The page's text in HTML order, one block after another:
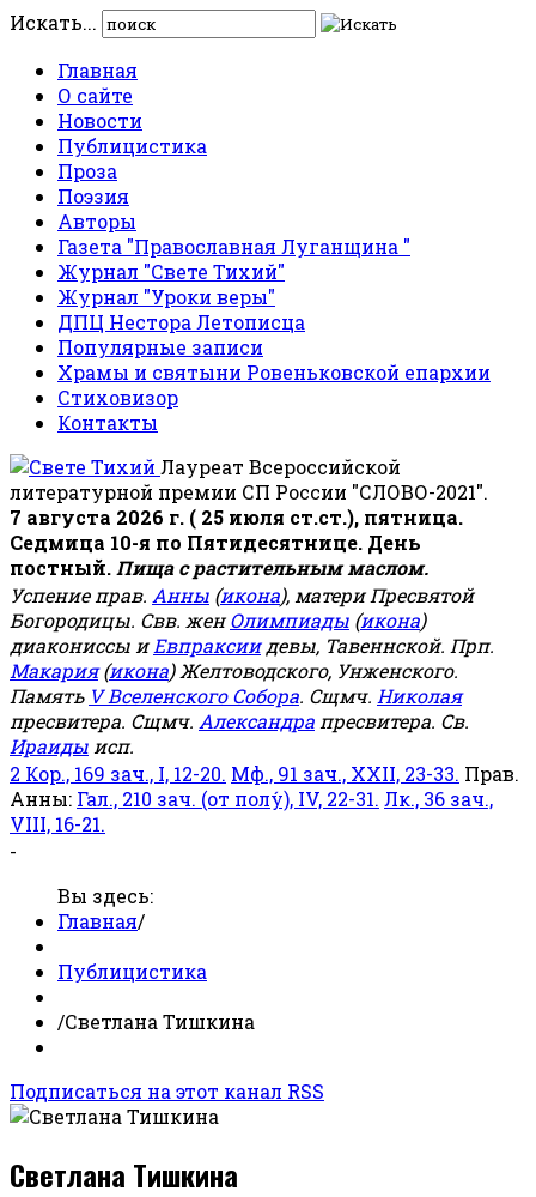
Искать...
Главная
О сайте
Новости
Публицистика
Проза
Поэзия
Авторы
Газета "Православная Луганщина "
Журнал "Свете Тихий"
Журнал "Уроки веры"
ДПЦ Нестора Летописца
Популярные записи
Храмы и святыни Ровеньковской епархии
Стиховизор
Контакты
Лауреат Всероссийской
литературной премии СП России "СЛОВО-2021".
7 августа 2026 г. ( 25 июля ст.ст.), пятница.
Седмица 10-я по Пятидесятнице. День
постный. Пища с растительным маслом.
Успение прав. Анны (икона), матери Пресвятой
Богородицы. Свв. женОлимпиады (икона)
диакониссы иЕвпраксиидевы, Тавеннской. Прп.
Макария(икона) Желтоводского, Унженского.
Память V Вселенского Собора. Сщмч. Николая
пресвитера. Сщмч. Александра пресвитера. Св.
Ираиды исп.
2 Кор., 169 зач., I, 12-20. Мф., 91 зач., XXII, 23-33. Прав.
Анны: Гал., 210 зач. (от полу́), IV, 22-31. Лк., 36 зач.,
VIII, 16-21.
-
Вы здесь:
Главная/
Публицистика
/Светлана Тишкина
Подписаться на этот канал RSS
Светлана Тишкина